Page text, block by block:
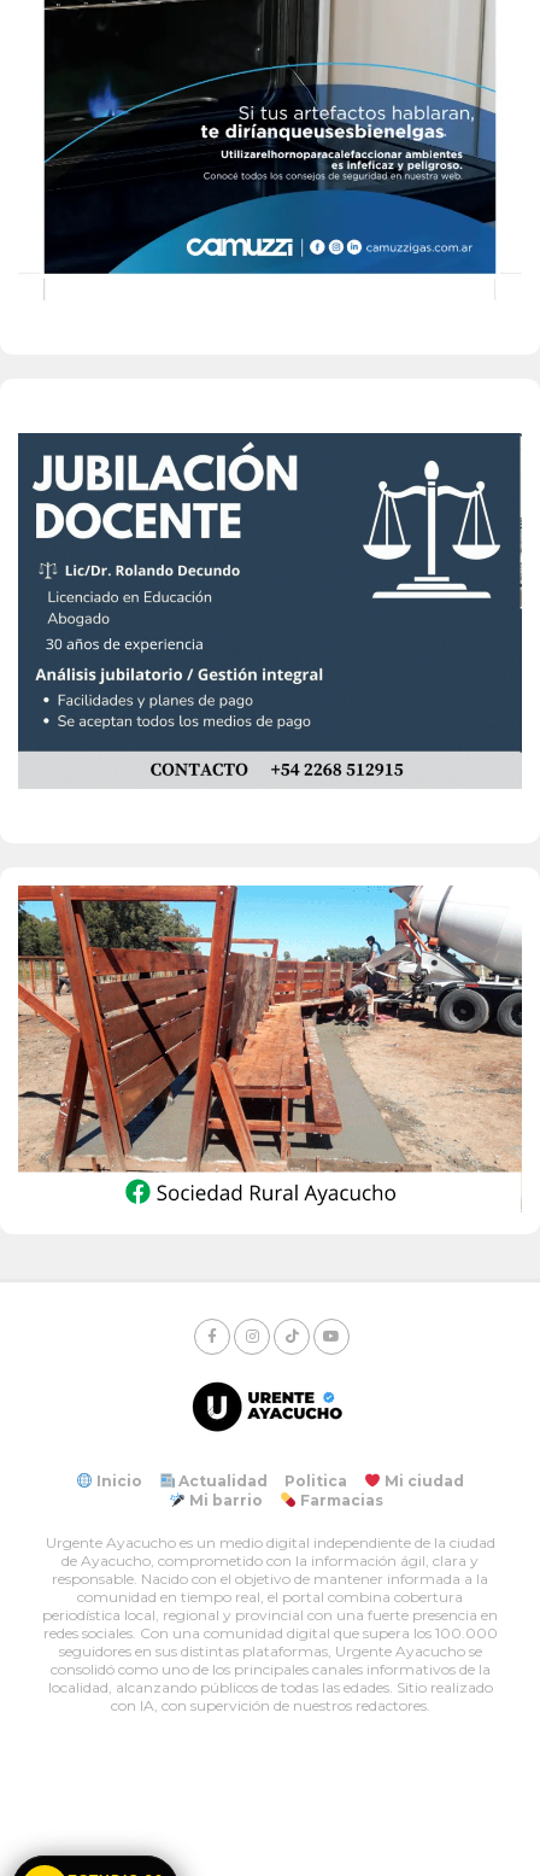
Inicio Actualidad Politica
Mi ciudad
Mi barrio
Farmacias
Urgente Ayacucho es un medio digital independiente de la ciudad
de Ayacucho, comprometido con la información ágil, clara y
responsable. Nacido con el objetivo de mantener informada a la
comunidad en tiempo real, el portal combina cobertura
periodística local, regional y provincial con una fuerte presencia en
redes sociales. Con una comunidad digital que supera los 100.000
seguidores en sus distintas plataformas, Urgente Ayacucho se
consolidó como uno de los principales canales informativos de la
localidad, alcanzando públicos de todas las edades. Sitio realizado
con IA, con supervición de nuestros redactores.